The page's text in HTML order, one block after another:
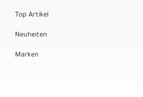
Top Artikel
Neuheiten
Marken